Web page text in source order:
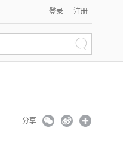
登录 注册
分享